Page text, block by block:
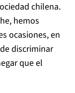
chilena.
hemos
ocasiones, en
discriminar
que el